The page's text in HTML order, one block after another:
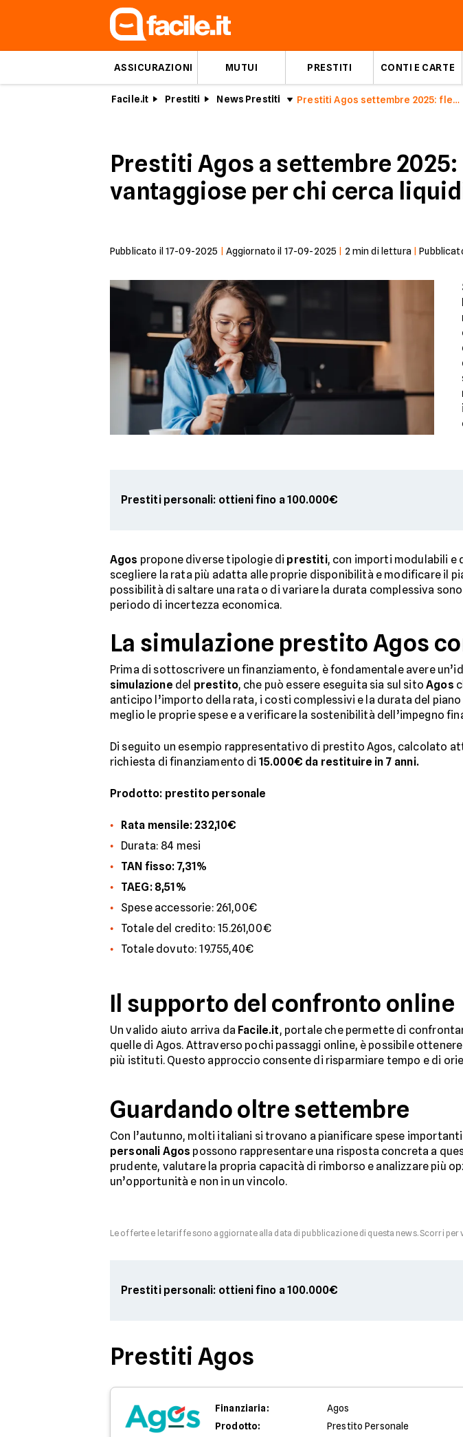
ASSICURAZIONI MUTUI PRESTITI CONTI E CARTE
Facile.it Prestiti News Prestiti Prestiti Agos settembre 2025: flessibilità e vantaggi
Prestiti Agos a settembre
vantaggiose per chi cerca
Pubblicato il 17-09-2025 Aggiornato il 17-09-2025 2 min di lettura |
Prestiti personali: ottieni fino a 100.000€
Agos propone diverse tipologie di prestiti, con importi modulabili e
scegliere la rata più adatta alle proprie disponibilità e modificare il
possibilità di saltare una rata o di variare la durata complessiva
periodo di incertezza economica.
La simulazione prestito Agos
Prima di sottoscrivere un finanziamento, è fondamentale avere
simulazione del prestito, che può essere eseguita sia sul sitoAgos
anticipo l’importo della rata, i costi complessivi e la durata del
meglio le proprie spese e a verificare la sostenibilità dell’impegno
Di seguito un esempio rappresentativo di prestito Agos, calcolato
richiesta di finanziamento di 15.000€ da restituire in 7 anni.
Prodotto: prestito personale
Rata mensile: 232,10€
Durata: 84 mesi
TAN fisso: 7,31%
TAEG: 8,51%
Spese accessorie: 261,00€
Totale del credito: 15.261,00€
Totale dovuto: 19.755,40€
Il supporto del confronto online
Un valido aiuto arriva da Facile.it, portale che permette di
quelle di Agos. Attraverso pochi passaggi online, è possibile
più istituti. Questo approccio consente di risparmiare tempo e di
Guardando oltre settembre
Con l’autunno, molti italiani si trovano a pianificare spese
personali Agos possono rappresentare una risposta concreta a
prudente, valutare la propria capacità di rimborso e analizzare più
un’opportunità e non in un vincolo.
Le offerte e le tariffe sono aggiornate alla data di pubblicazione di questa news. Scorri
Prestiti personali: ottieni fino a 100.000€
Prestiti Agos
Finanziaria:
Agos
Prodotto:
Prestito Personale